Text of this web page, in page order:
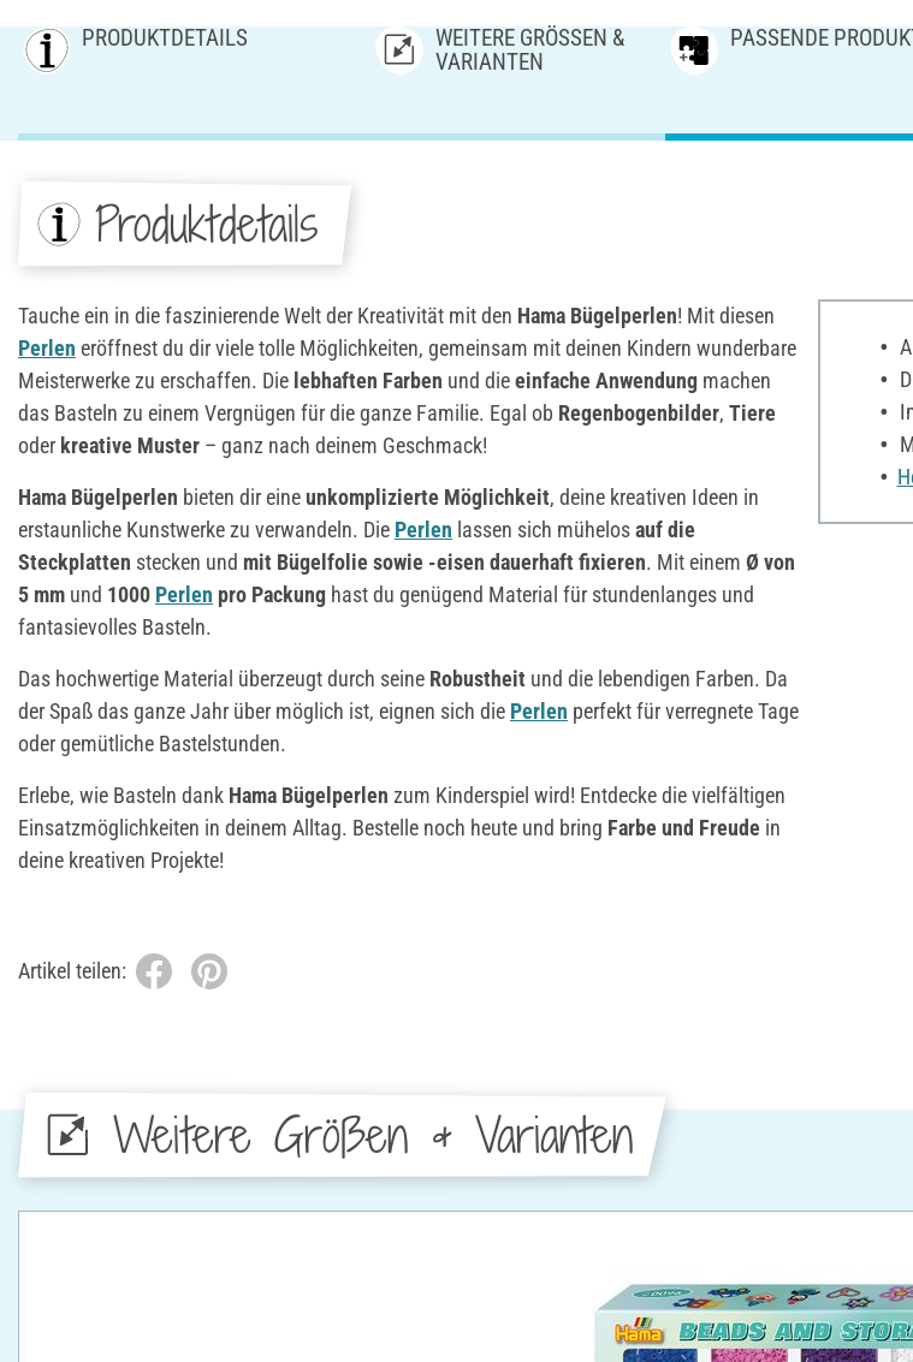
PRODUKTDETAILS
WEITERE GRÖSSEN & V
ARIANTEN
PASSENDE
Produktdetails
Tauche ein in die faszinierende Welt der Kreativität mit den Hama Bügelperlen! Mit diesen
Perlen eröffnest du dir viele tolle Möglichkeiten, gemeinsam mit deinen Kindern wunderbare
Meisterwerke zu erschaffen. Die lebhaften Farben und dieeinfache Anwendung machen
das Basteln zu einem Vergnügen für die ganze Familie. Egal ob Regenbogenbilder, Tiere
oder kreative Muster – ganz nach deinem Geschmack!
Hama Bügelperlen bieten dir eineunkomplizierte Möglichkeit, deine kreativen Ideen in
erstaunliche Kunstwerke zu verwandeln. Die Perlen lassen sich mühelosauf die
Steckplatten stecken und mit Bügelfolie sowie -eisen dauerhaft fixieren. Mit einem Ø von
5 mm und 1000 Perlen pro Packung hast du genügend Material für stundenlanges und
fantasievolles Basteln.
Das hochwertige Material überzeugt durch seine Robustheit und die lebendigen Farben. Da
der Spaß das ganze Jahr über möglich ist, eignen sich die Perlen perfekt für verregnete Tage
oder gemütliche Bastelstunden.
Erlebe, wie Basteln dank Hama Bügelperlen zum Kinderspiel wird! Entdecke die vielfältigen
Einsatzmöglichkeiten in deinem Alltag. Bestelle noch heute und bring Farbe und Freude in
deine kreativen Projekte!
Artikel teilen:
Weitere Größen & Varianten